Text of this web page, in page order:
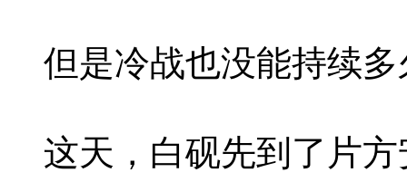
但是冷战也没能持续多
这天，白砚先到了片方